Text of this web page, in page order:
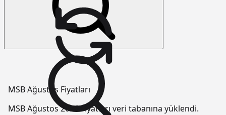
MSB Ağustos Fiyatları
MSB Ağustos 2026 Fiyatları veri tabanına yüklendi.